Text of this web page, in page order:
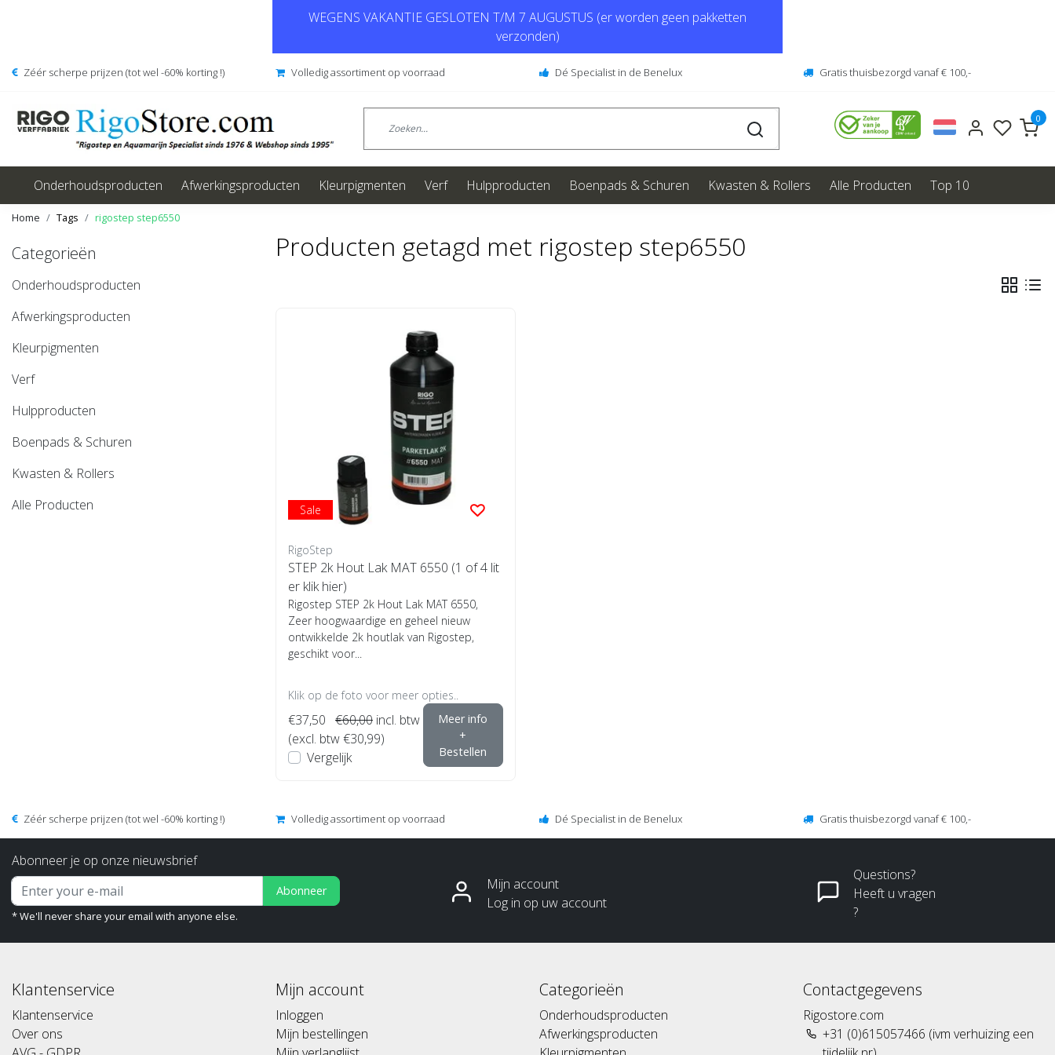
WEGENS VAKANTIE GESLOTEN T/M 7 AUGUSTUS (er worden geen pakketten
verzonden)
Zéér scherpe prijzen (tot wel -60% korting !) Volledig assortiment op voorraad Dé Specialist in de Benelux Gratis thuisbezorgd vanaf € 100,-
0
Onderhoudsproducten Afwerkingsproducten Kleurpigmenten Verf Hulpproducten Boenpads & Schuren Kwasten & Rollers Alle Producten Top 10
Home Tags rigostep step6550
Categorieën
Onderhoudsproducten
Afwerkingsproducten
Kleurpigmenten
Verf
Hulpproducten
Boenpads & Schuren
Kwasten & Rollers
Alle Producten
Producten getagd met rigostep step6550
Sale
RigoStep
STEP 2k Hout Lak MAT 6550 (1 of 4 lit
er klik hier)
Rigostep STEP 2k Hout Lak MAT 6550,
Zeer hoogwaardige en geheel nieuw
ontwikkelde 2k houtlak van Rigostep,
geschikt voor...
Klik op de foto voor meer opties..
€37,50 €60,00 incl. btw
(excl. btw €30,99)
Vergelijk
Meer info
+
Bestellen
Zéér scherpe prijzen (tot wel -60% korting !) Volledig assortiment op voorraad Dé Specialist in de Benelux Gratis thuisbezorgd vanaf € 100,-
Abonneer je op onze nieuwsbrief
Abonneer
* We'll never share your email with anyone else.
Mijn account
Log in op uw account
Questions?
Heeft u vragen
?
Klantenservice
Klantenservice
Over ons
Mijn account
Inloggen
Mijn bestellingen
Categorieën
Onderhoudsproducten
Afwerkingsproducten
Contactgegevens
Rigostore.com
+31 (0)615057466 (ivm verhuizing een